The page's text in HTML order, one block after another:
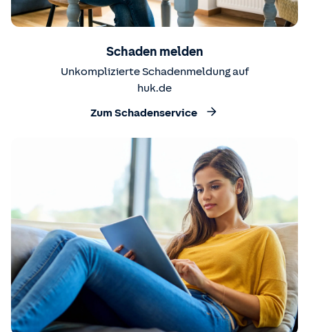
Schaden melden
Unkomplizierte Schadenmeldung auf
huk.de
Zum Schadenservice